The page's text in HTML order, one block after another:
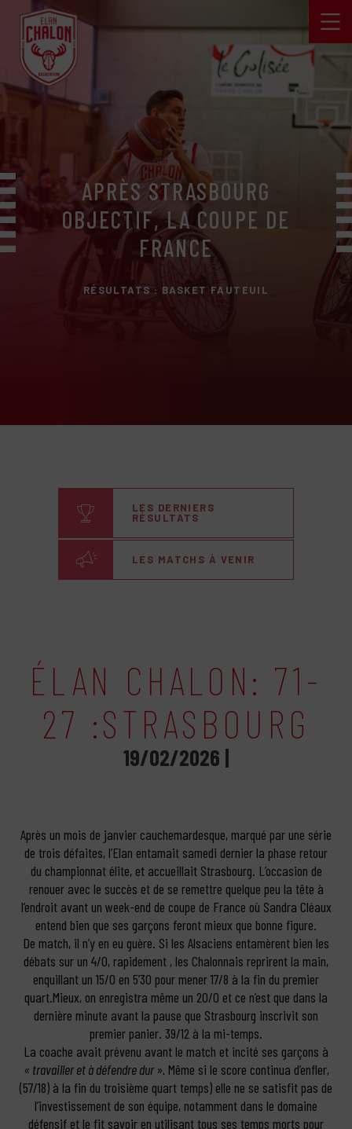
APRÈS STRASBOURG
OBJECTIF, LA COUPE DE
FRANCE
RÉSULTATS : BASKET FAUTEUIL
LES DERNIERS
RÉSULTATS
LES MATCHS À VENIR
ÉLAN CHALON: 71-
27 :STRASBOURG
19/02/2026 |
Après un mois de janvier cauchemardesque, marqué par une série
de trois défaites, l’Elan entamait samedi dernier la phase retour
du championnat élite, et accueillait Strasbourg. L’occasion de
renouer avec le succès et de se remettre quelque peu la tête à
l’endroit avant un week-end de coupe de France où Sandra Cléaux
entend bien que ses garçons feront mieux que bonne figure.
De match, il n’y en eu guère. Si les Alsaciens entamèrent bien les
débats sur un 4/0, rapidement , les Chalonnais reprirent la main,
enquillant un 15/0 en 5’30 pour mener 17/8 à la fin du premier
quart.Mieux, on enregistra même un 20/0 et ce n’est que dans la
dernière minute avant la pause que Strasbourg inscrivit son
premier panier. 39/12 à la mi-temps.
La coache avait prévenu avant le match et incité ses garçons à
« travailler et à défendre dur ». Même si le score continua d’enfler,
(57/18) à la fin du troisième quart temps) elle ne se satisfit pas de
l’investissement de son équipe, notamment dans le domaine
défensif et le fit savoir en utilisant tous ses temps morts pour